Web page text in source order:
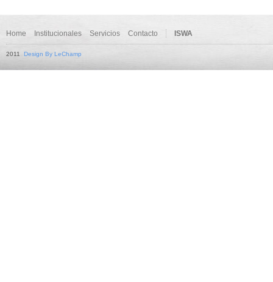
Home Institucionales Servicios Contacto ISWA
2011 Design By LeChamp